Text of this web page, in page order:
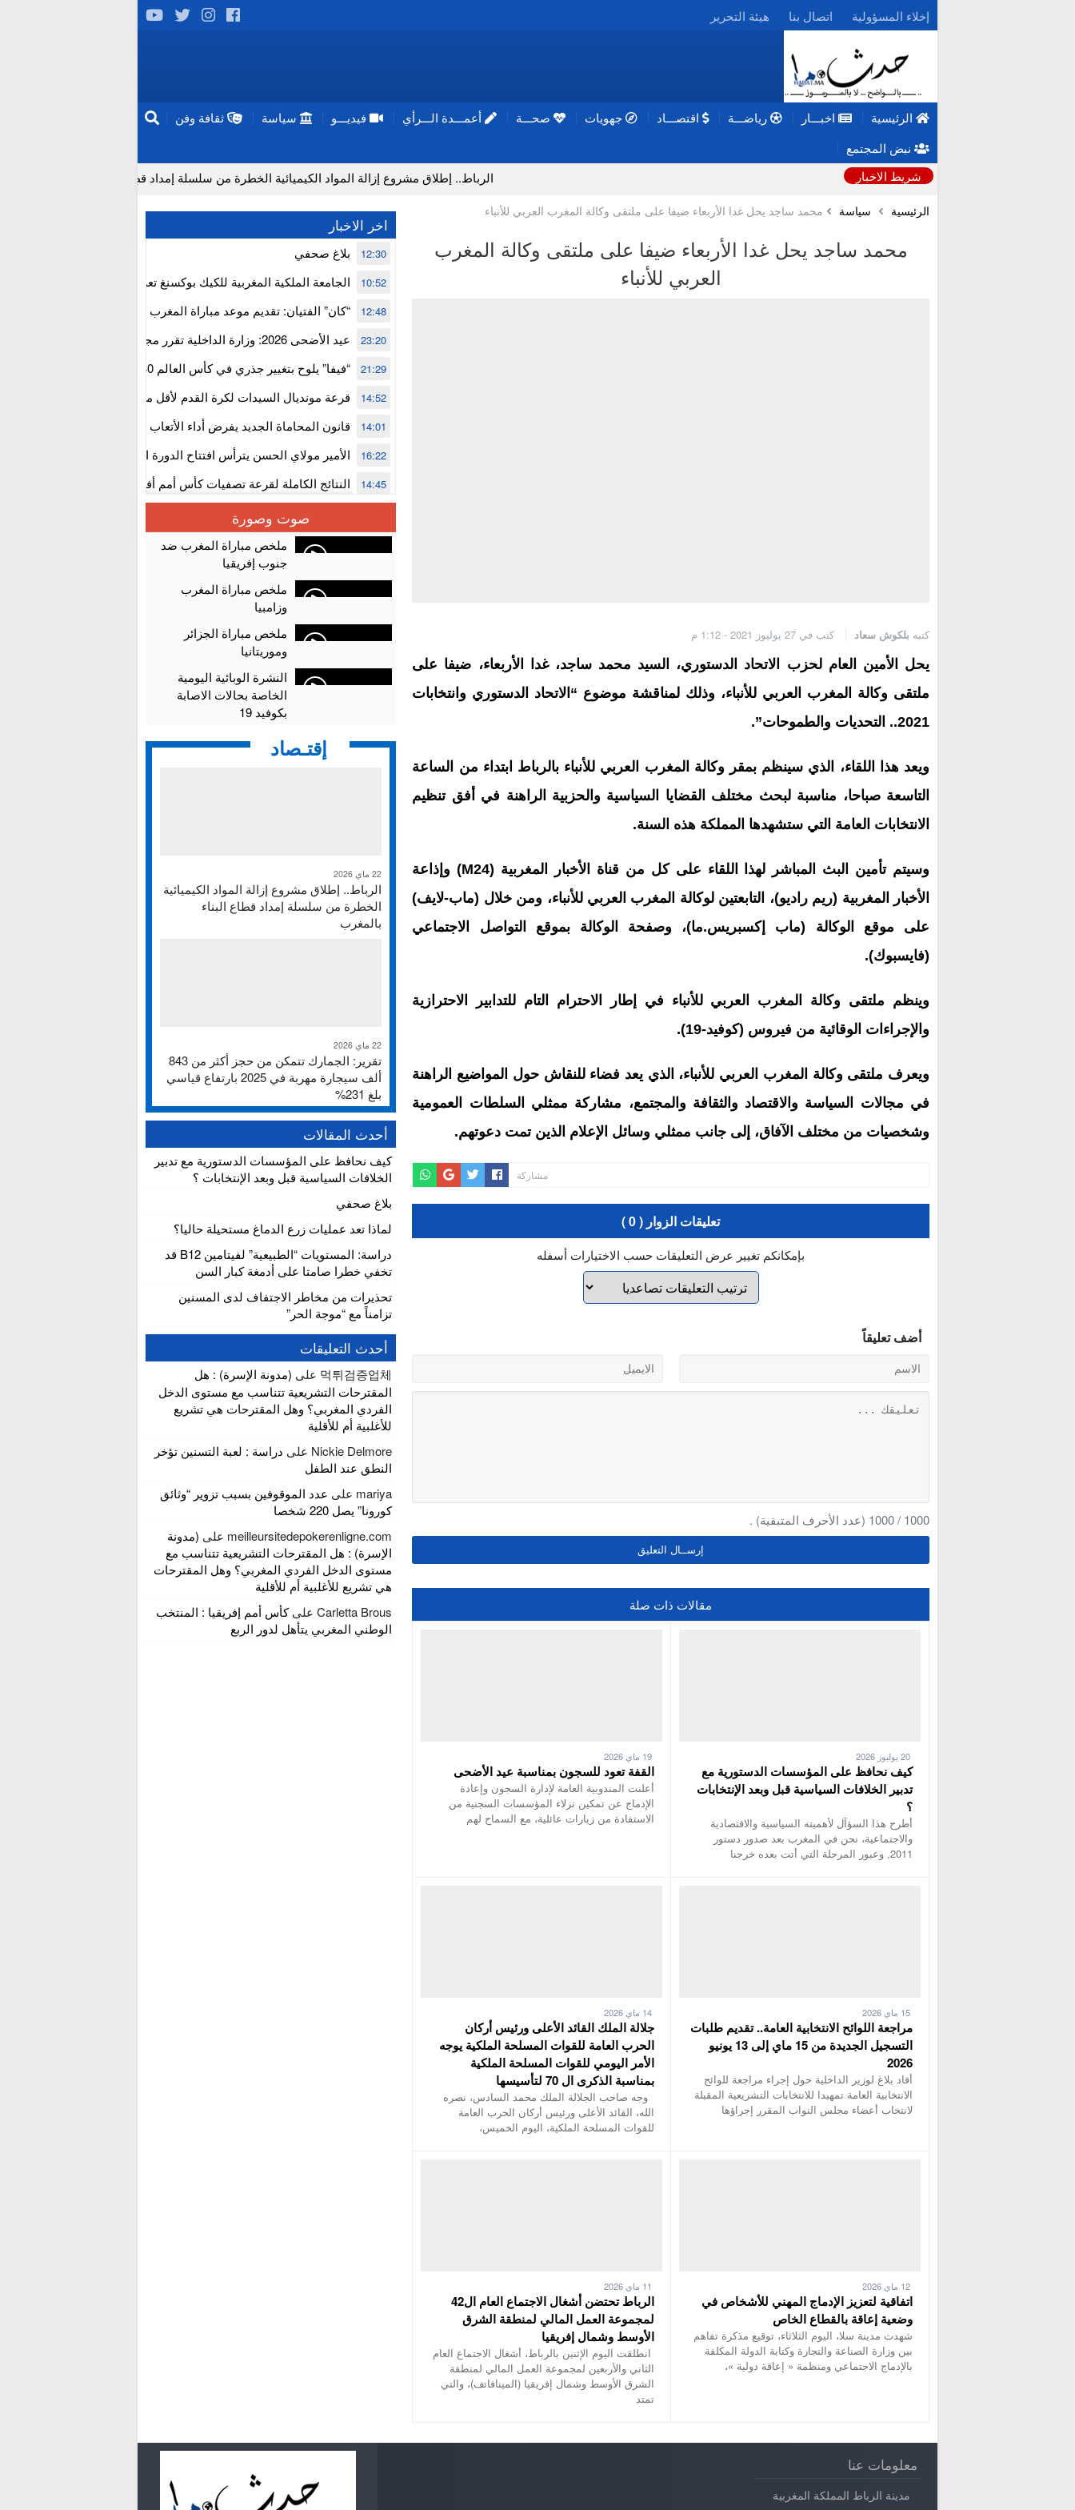
إخلاء المسؤولية اتصال بنا هيئة التحرير
الرئيسية اخبـــار رياضـــة اقتصـــاد جهويات صحـــة أعمـــدة الـــرأي فيديـــو سياسة
ثقافة وفن
نبض المجتمع
شريط الاخبار
الرباط.. إطلاق مشروع إزالة المواد الكيميائية الخطرة من سلسلة إمداد قطاع البناء بالمغرب
الرئيسية سياسة محمد ساجد یحل غدا الأربعاء ضیفا على ملتقى وكالة المغرب العربي للأنباء
محمد ساجد یحل غدا الأربعاء ضیفا على ملتقى وكالة المغرب
العربي للأنباء
كتبه بلكوش سعاد كتب في 27 يوليوز 2021 - 1:12 م
یحل الأمین العام لحزب الاتحاد الدستوري، السيد محمد ساجد، غدا الأربعاء، ضیفا على
ملتقى وكالة المغرب العربي للأنباء، وذلك لمناقشة موضوع “الاتحاد الدستوري وانتخابات
2021.. التحديات والطموحات”.
ویعد هذا اللقاء، الذي سینظم بمقر وكالة المغرب العربي للأنباء بالرباط ابتداء من الساعة
التاسعة صباحا، مناسبة لبحث مختلف القضایا السیاسیة والحزبیة الراهنة في أفق تنظیم
الانتخابات العامة التي ستشهدها المملكة هذه السنة.
وسیتم تأمین البث المباشر لهذا اللقاء على كل من قناة الأخبار المغربية (M24) وإذاعة
الأخبار المغربية (ريم راديو)، التابعتين لوكالة المغرب العربي للأنباء، ومن خلال (ماب-لایف)
على موقع الوكالة (ماب إكسبریس.ما)، وصفحة الوكالة بموقع التواصل الاجتماعي
(فایسبوك).
وینظم ملتقى وكالة المغرب العربي للأنباء في إطار الاحترام التام للتدابیر الاحترازیة
والإجراءات الوقائیة من فیروس (كوفید-19).
ویعرف ملتقى وكالة المغرب العربي للأنباء، الذي یعد فضاء للنقاش حول المواضیع الراهنة
في مجالات السیاسة والاقتصاد والثقافة والمجتمع، مشاركة ممثلي السلطات العمومیة
وشخصیات من مختلف الآفاق، إلى جانب ممثلي وسائل الإعلام الذين تمت دعوتهم.
مشاركة
تعليقات الزوار ( 0 )
بإمكانكم تغيير عرض التعليقات حسب الاختيارات أسفله
أضف تعليقاً
1000
/
1000 (عدد الأحرف المتبقية) .
مقالات ذات صلة
كيف نحافظ على المؤسسات الدستورية مع
تدبير الخلافات السياسية قبل وبعد الإنتخابات
؟
أطرح هذا السؤآل لأهميته السياسية والاقتصادية
والاجتماعية، نحن في المغرب بعد صدور دستور
2011, وعبور المرحلة التي أتت بعده خرجنا
القفة تعود للسجون بمناسبة عيد الأضحى
أعلنت المندوبية العامة لإدارة السجون وإعادة
الإدماج عن تمكين نزلاء المؤسسات السجنية من
الاستفادة من زيارات عائلية، مع السماح لهم
مراجعة اللوائح الانتخابية العامة.. تقديم طلبات
التسجيل الجديدة من 15 ماي إلى 13 يونيو
2026
أفاد بلاغ لوزير الداخلية حول إجراء مراجعة للوائح
الانتخابية العامة تمهيدا للانتخابات التشريعية المقبلة
لانتخاب أعضاء مجلس النواب المقرر إجراؤها
جلالة الملك القائد الأعلى ورئيس أركان
الحرب العامة للقوات المسلحة الملكية يوجه
الأمر اليومي للقوات المسلحة الملكية
بمناسبة الذكرى ال 70 لتأسيسها
وجه صاحب الجلالة الملك محمد السادس، نصره
الله، القائد الأعلى ورئيس أركان الحرب العامة
للقوات المسلحة الملكية، اليوم الخميس،
اتفاقية لتعزيز الإدماج المهني للأشخاص في
وضعية إعاقة بالقطاع الخاص
شهدت مدينة سلا، اليوم الثلاثاء، توقيع مذكرة تفاهم
بين وزارة الصناعة والتجارة وكتابة الدولة المكلفة
بالإدماج الاجتماعي ومنظمة « إعاقة دولية »،
الرباط تحتضن أشغال الاجتماع العام ال42
لمجموعة العمل المالي لمنطقة الشرق
الأوسط وشمال إفريقيا
انطلقت اليوم الإثنين بالرباط، أشغال الاجتماع العام
الثاني والأربعين لمجموعة العمل المالي لمنطقة
الشرق الأوسط وشمال إفريقيا (المينافاتف)، والتي
تمتد
اخر الاخبار
بلاغ صحفي 12:30
الجامعة الملكية المغربية للكيك بوكسنغ تعرب عن ارتياحها للتجاوب
للمجلس الأعلى للحسابات
10:52
“كان” الفتيان: تقديم موعد مباراة المغرب والكاميرون بسبب نهائي
إفريقيا
12:48
عيد الأضحى 2026: وزارة الداخلية تقرر مجانية ولوج أسواق الماشية
استنفار” لتنظيمها
23:20
“فيفا” يلوح بتغيير جذري في كأس العالم 2030 21:29
المستوى الأول
14:52
قانون المحاماة الجديد يفرض أداء الأتعاب التي تفوق 10 آلاف درهم بالشيك 14:01
الأمير مولاي الحسن يترأس افتتاح الدورة الثالثة من معرض المغرب
الألعاب الإلكترونية
16:22
النتائج الكاملة لقرعة تصفيات كأس أمم أفريقيا 2027 14:45
سلا.. توقيف ثلاثة مروجين وحجز أكثر من 4300 قرص مخدر وكوكايين وإكستازي
أقراص مهلوسة داخل فضاء للشيشة تستنفر شرطة أكادير 12:48
صوت وصورة
ملخص مباراة المغرب ضد
جنوب إفريقيا
ملخص مباراة المغرب
وزامبيا
ملخص مباراة الجزائر
وموريتانيا
النشرة الوبائية اليومية
الخاصة بحالات الاصابة
بكوفيد 19
إقتـصاد
22 ماي 2026
الرباط.. إطلاق مشروع إزالة المواد الكيميائية
الخطرة من سلسلة إمداد قطاع البناء
بالمغرب
22 ماي 2026
تقرير: الجمارك تتمكن من حجز أكثر من 843
ألف سيجارة مهربة في 2025 بارتفاع قياسي
بلغ 231%
أحدث المقالات
كيف نحافظ على المؤسسات الدستورية مع تدبير
الخلافات السياسية قبل وبعد الإنتخابات ؟
بلاغ صحفي
لماذا تعد عمليات زرع الدماغ مستحيلة حاليا؟
دراسة: المستويات “الطبيعية” لفيتامين B12 قد
تخفي خطرا صامتا على أدمغة كبار السن
تحذيرات من مخاطر الاجتفاف لدى المسنين
تزامناً مع “موجة الحر”
أحدث التعليقات
먹튀검증업체 على (مدونة الإسرة) : هل
المقترحات التشريعية تتناسب مع مستوى الدخل
الفردي المغربي؟ وهل المقترحات هي تشريع
للأغلبية أم للأقلية
Nickie Delmore على دراسة : لعبة التسنين تؤخر
النطق عند الطفل
mariya على عدد الموقوفين بسبب تزوير “وثائق
كورونا” يصل 220 شخصا
meilleursitedepokerenligne.com على (مدونة
الإسرة) : هل المقترحات التشريعية تتناسب مع
مستوى الدخل الفردي المغربي؟ وهل المقترحات
هي تشريع للأغلبية أم للأقلية
Carletta Brousعلىكأس أمم إفريقيا : المنتخب
الوطني المغربي يتأهل لدور الربع
معلومات عنا
مدينة الرباط المملكة المغربية